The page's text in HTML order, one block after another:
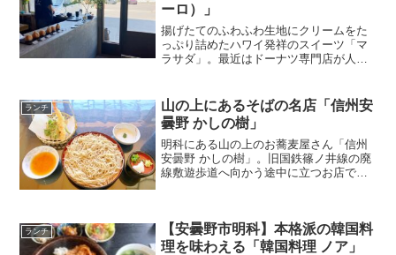
ーロ）」
揚げたてのふわふわ生地にクリームをた
っぷり詰めたハワイ発祥のスイーツ「マ
ラサダ」。最近はドーナツ専門店が人気
のマラサダを味わえる「YO-LO.（ヨー
ロ）」をご紹介します。
ランチ
山の上にあるそばの名店「信州安
曇野 かしの樹」
明科にある山の上のお蕎麦屋さん「信州
安曇野 かしの樹」。旧国鉄篠ノ井線の廃
線敷遊歩道へ向かう途中に立つお店で
景色も楽しめます。今回は、「信州安曇
野 かしの樹」を紹介します。
ランチ
【安曇野市明科】本格派の韓国料
理を味わえる「韓国料理 ノア」